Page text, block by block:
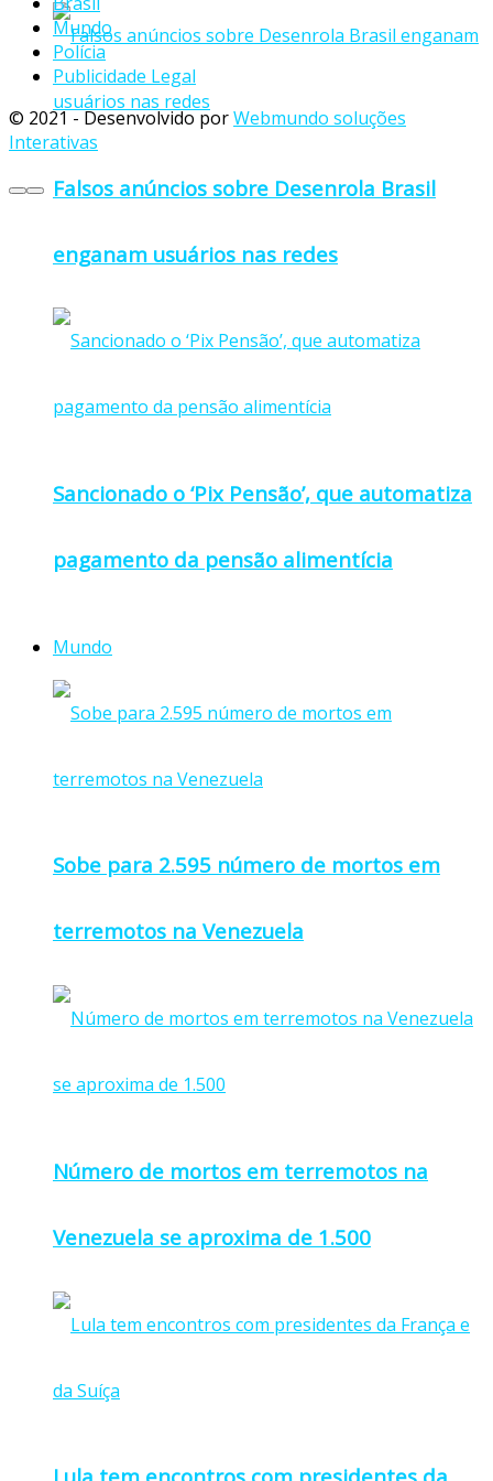
Falsos anúncios sobre Desenrola Brasil
enganam usuários nas redes
Sancionado o ‘Pix Pensão’, que automatiza
pagamento da pensão alimentícia
Mundo
Sobe para 2.595 número de mortos em
terremotos na Venezuela
Número de mortos em terremotos na
Venezuela se aproxima de 1.500
Mundo
Polícia
Publicidade Legal
© 2021 - Desenvolvido porWebmundo soluções
Interativas